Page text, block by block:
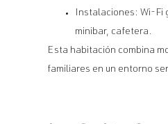
Instalaciones: Wi-Fi
minibar, cafetera.
Esta habitación combina
familiares en un entorno